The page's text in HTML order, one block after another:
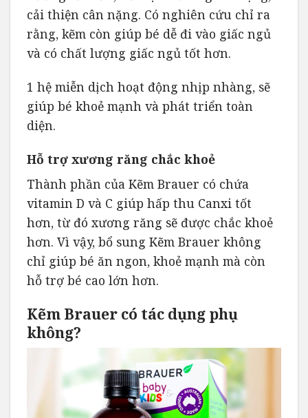
cải thiện cân nặng. Có nghiên cứu chỉ ra
rằng, kẽm còn giúp bé dễ đi vào giấc ngủ
và có chất lượng giấc ngủ tốt hơn.
1 hệ miễn dịch hoạt động nhịp nhàng, sẽ
giúp bé khoẻ mạnh và phát triển toàn
diện.
Hỗ trợ xương răng chắc khoẻ
Thành phần của Kẽm Brauer có chứa
vitamin D và C giúp hấp thu Canxi tốt
hơn, từ đó xương răng sẽ được chắc khoẻ
hơn. Vì vậy, bổ sung Kẽm Brauer không
chỉ giúp bé ăn ngon, khoẻ mạnh mà còn
hỗ trợ bé cao lớn hơn.
Kẽm Brauer có tác dụng phụ
không?